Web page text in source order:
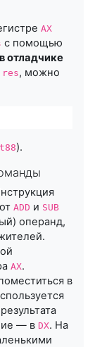
AX
с помощью
отладчике
res, можно
t88).
ADD и SUB
операнд,
AX.
в
— в DX. На